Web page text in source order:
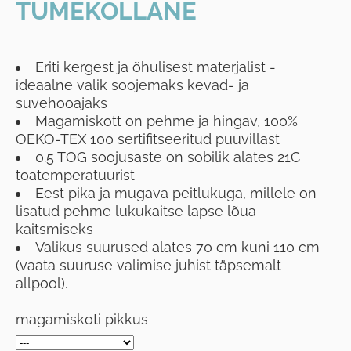
TUMEKOLLANE
Eriti kergest ja õhulisest materjalist -
ideaalne valik soojemaks kevad- ja
suvehooajaks
Magamiskott on pehme ja hingav, 100%
OEKO-TEX 100 sertifitseeritud puuvillast
0.5 TOG soojusaste on sobilik alates 21C
toatemperatuurist
Eest pika ja mugava peitlukuga, millele on
lisatud pehme lukukaitse lapse lõua
kaitsmiseks
Valikus suurused alates 70 cm kuni 110 cm
(vaata suuruse valimise juhist täpsemalt
allpool).
magamiskoti pikkus